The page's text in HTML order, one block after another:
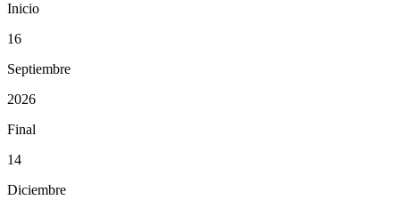
Inicio
16
Septiembre
2026
Final
14
Diciembre